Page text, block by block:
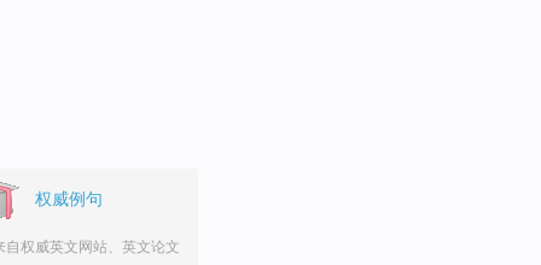
权威例句
自权威英文网站、英文论文